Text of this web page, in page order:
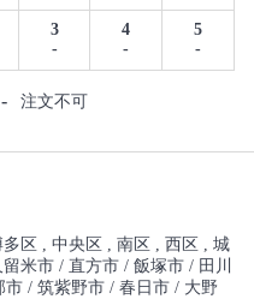
3
-
4
-
5
-
- 注文不可
多区 中央区 南区 西区
城
留米市 直方市 飯塚市
田川
市 筑紫野市 春日市 大野